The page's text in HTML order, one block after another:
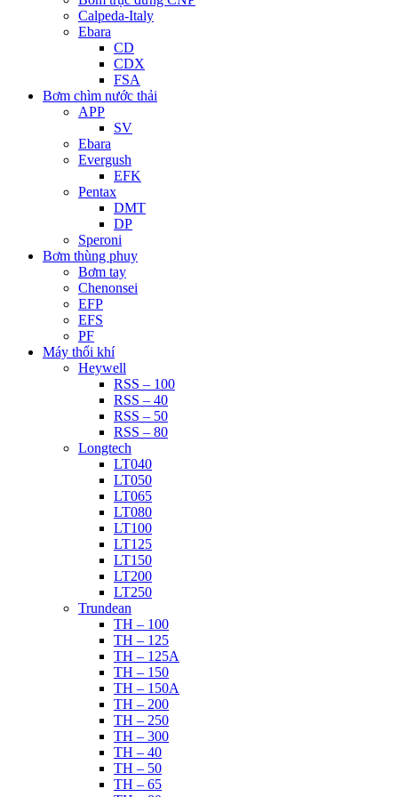
Calpeda-Italy
Ebara
CD
CDX
FSA
Bơm chìm nước thải
APP
SV
Ebara
Evergush
EFK
Pentax
DMT
DP
Speroni
Bơm thùng phuy
Bơm tay
Chenonsei
EFP
EFS
PF
Máy thổi khí
Heywell
RSS – 100
RSS – 40
RSS – 50
RSS – 80
Longtech
LT040
LT050
LT065
LT080
LT100
LT125
LT150
LT200
LT250
Trundean
TH – 100
TH – 125
TH – 125A
TH – 150
TH – 150A
TH – 200
TH – 250
TH – 300
TH – 40
TH – 50
TH – 65